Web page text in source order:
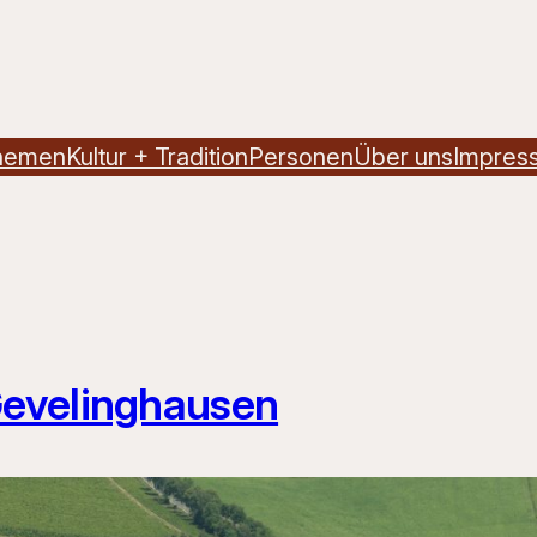
Kultur + TraditionPersonenÜber uns